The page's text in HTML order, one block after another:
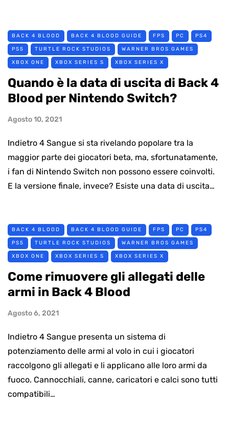
BACK 4 BLOOD BACK 4 BLOOD GUIDE FPS PC PS4
PS5 TURTLE ROCK STUDIOS WARNER BROS GAMES
XBOX ONE XBOX SERIES S XBOX SERIES X
Quando è la data di uscita di Back 4
Blood per Nintendo Switch?
Agosto 10, 2021
Indietro 4 Sangue si sta rivelando popolare tra la
maggior parte dei giocatori beta, ma, sfortunatamente,
i fan di Nintendo Switch non possono essere coinvolti.
E la versione finale, invece? Esiste una data di uscita…
BACK 4 BLOOD BACK 4 BLOOD GUIDE FPS PC PS4
PS5 TURTLE ROCK STUDIOS WARNER BROS GAMES
XBOX ONE XBOX SERIES S XBOX SERIES X
Come rimuovere gli allegati delle
armi in Back 4 Blood
Agosto 6, 2021
Indietro 4 Sangue presenta un sistema di
potenziamento delle armi al volo in cui i giocatori
raccolgono gli allegati e li applicano alle loro armi da
fuoco. Cannocchiali, canne, caricatori e calci sono tutti
compatibili…